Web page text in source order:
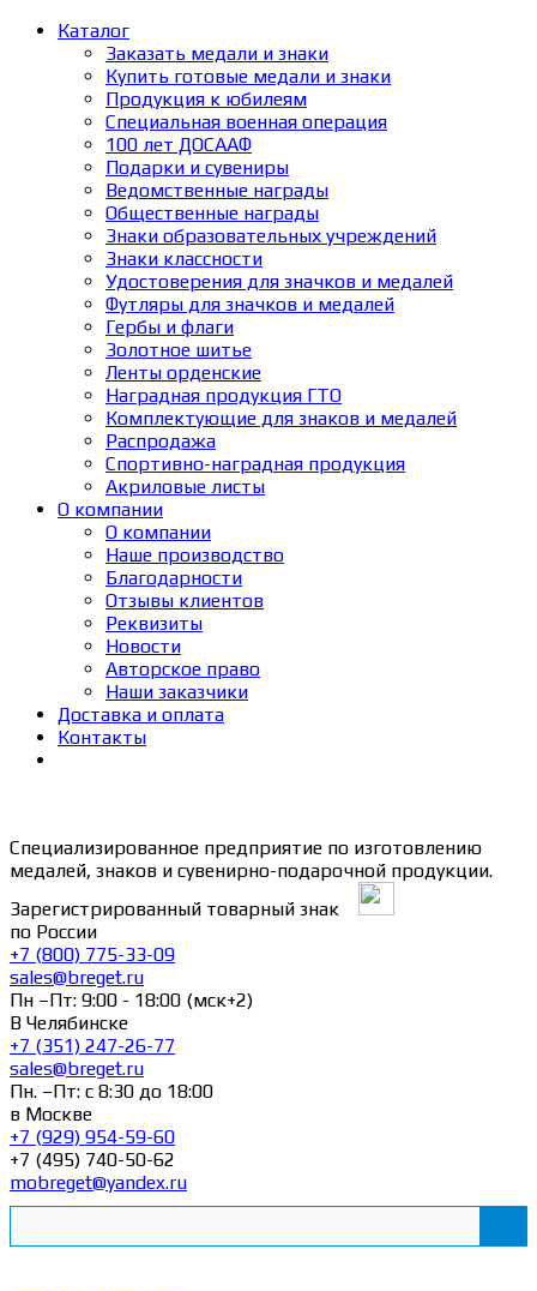
Каталог
Заказать медали и знаки
Купить готовые медали и знаки
Продукция к юбилеям
Специальная военная операция
100 лет ДОСААФ
Подарки и сувениры
Ведомственные награды
Общественные награды
Знаки образовательных учреждений
Знаки классности
Удостоверения для значков и медалей
Футляры для значков и медалей
Гербы и флаги
Золотное шитье
Ленты орденские
Наградная продукция ГТО
Комплектующие для знаков и медалей
Распродажа
Спортивно-наградная продукция
Акриловые листы
О компании
О компании
Наше производство
Благодарности
Отзывы клиентов
Реквизиты
Новости
Авторское право
Наши заказчики
Доставка и оплата
Контакты
Специализированное предприятие по изготовлению
медалей, знаков и сувенирно-подарочной продукции.
Зарегистрированный товарный знак
по России
+7 (800) 775-33-09
sales@breget.ru
Пн –Пт: 9:00 - 18:00 (мск+2)
В Челябинске
+7 (351) 247-26-77
sales@breget.ru
Пн. –Пт: с 8:30 до 18:00
в Москве
+7 (929) 954-59-60
+7 (495) 740-50-62
mobreget@yandex.ru